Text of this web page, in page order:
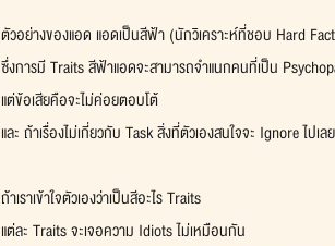
ตัวอย่างของแอด แอดเป็นสีฟ้า (นักวิเคราะห์ที่ชอบ Hard
ซึ่งการมี Traits สีฟ้าแอดจะสามารถจำแนกคนที่เป็น
แต่ข้อเสียคือจะไม่ค่อยตอบโต้
และ ถ้าเรื่องไม่เกี่ยวกับ Task สิ่งที่ตัวเองสนใจจะ Ignore ไปเลย
ถ้าเราเข้าใจตัวเองว่าเป็นสีอะไร Traits
แต่ละ Traits จะเจอความ Idiots ไม่เหมือนกัน